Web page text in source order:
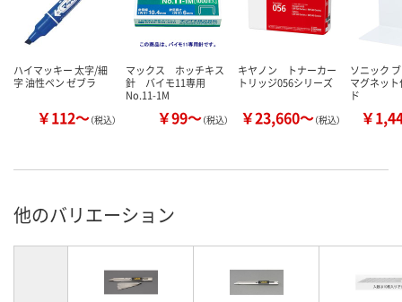
ハイマッキー 太字/細
字 油性ペン ゼブラ
￥112～（税込）
マックス ホッチキス
針 バイモ11専用
No.11-1M
￥99～（税込）
キヤノン トナーカー
トリッジ056シリーズ
￥23,660～（税込）
ソニック
マグネッ
ド
￥
他のバリエーション